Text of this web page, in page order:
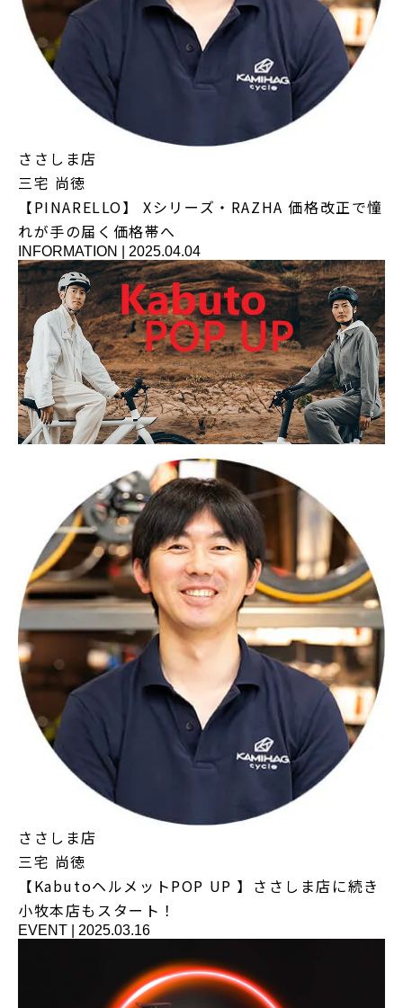
ささしま店
三宅 尚徳
【PINARELLO】 Xシリーズ・RAZHA 価格改正で憧
れが手の届く価格帯へ
INFORMATION 2025.04.04
ささしま店
三宅 尚徳
【KabutoヘルメットPOP UP 】ささしま店に続き
小牧本店もスタート！
EVENT 2025.03.16